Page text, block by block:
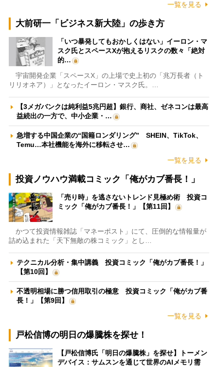
一覧を見る
大前研一「ビジネス新大陸」の歩き方
「いつ暴発してもおかしくはない」イーロン・マ
スク氏とスペースXが抱えるリスクの数々「絶対
的…
宇宙開発企業「スペースX」の上場で史上初の「兆万長者（ト
リリオネア）」となったイーロン・マスク氏。…
【3メガバンクは純利益5兆円超】銀行、商社、ゼネコンは最高
益続出の一方で、中小企業・…
急増する中国企業の“国籍ロンダリング” SHEIN、TikTok、
Temu…本社機能を海外に移転させ…
一覧を見る
投資ノウハウ満載コミック「俺がカブ番長！」
「売り時」を逃さないトレンド見極め術 投資コ
ミック「俺がカブ番長！」【第11回】
かつて投資情報雑誌「マネーポスト」にて、圧倒的な情報量が
詰め込まれた「天下無敵の株コミック」とし…
テクニカル分析・集中講義 投資コミック「俺がカブ番長！」
【第10回】
不透明相場に勝つ信用取引の極意 投資コミック「俺がカブ番
長！」【第9回】
一覧を見る
戸松信博の明日の爆騰株を探せ！
【戸松信博氏「明日の爆騰株」を探せ】トーメン
デバイス：サムスンを通じて世界のAIメモリ需